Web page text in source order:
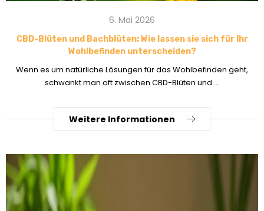
6. Mai 2026
CBD-Blüten und Bachblüten: Wie lassen sie sich für Ihr
Wohlbefinden unterscheiden?
Wenn es um natürliche Lösungen für das Wohlbefinden geht,
schwankt man oft zwischen CBD-Blüten und ...
Weitere Informationen